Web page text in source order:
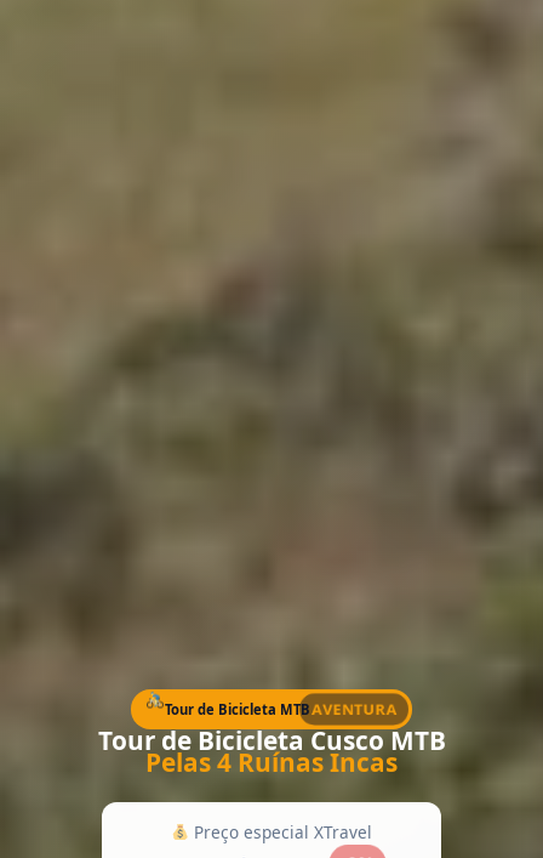
Tour de Bicicleta MTBAVENTURA
Tour de Bicicleta Cusco MTB
Pelas 4 Ruínas Incas
Preço especial XTravel